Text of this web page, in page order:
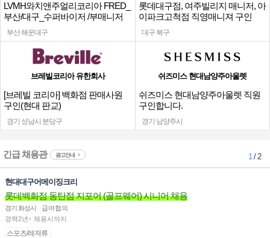
LVMH와치앤주얼리코리아 FRED_
부산/대구_수퍼바이저 /부매니저
채용
부산 해운대구
롯데대구점, 여주빌리지 매니저, 아
이파크고척점 직영매니져 구인
대구 북구
브레빌코리아 유한회사
[브레빌 코리아] 백화점 판매사원
구인(현대 판교)
경기 성남시 분당구
쉬즈미스 현대남양주아울렛
쉬즈미스 현대남양주아울렛 직원
구인합니다.
경기 남양주시
긴급 채용관 광고안내 1/ 2
현대대구어메이징크리
롯데백화점 동탄점 지포어 (골프웨어) 시니어 채용
경기 화성시
급여협의
경력2년↑ 채용시까지
스포츠/레져류